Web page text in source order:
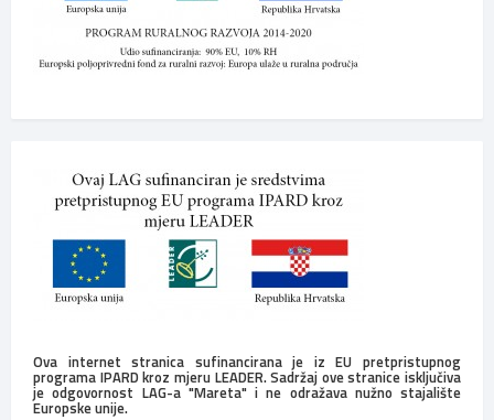
Ova internet stranica sufinancirana je iz EU pretpristupnog
programa IPARD kroz mjeru LEADER. Sadržaj ove stranice isključiva
je odgovornost LAG-a "Mareta" i ne odražava nužno stajalište
Europske unije.